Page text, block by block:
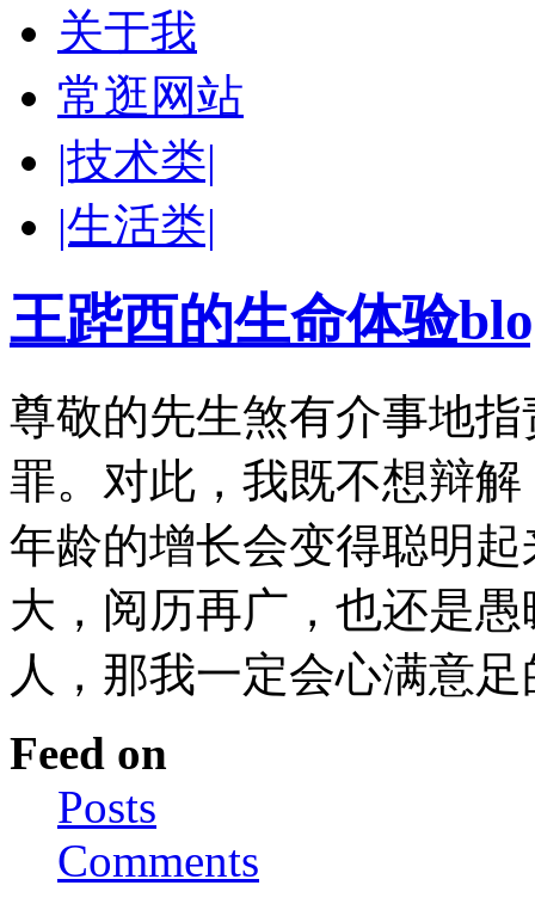
关于我
常逛网站
|技术类|
|生活类|
王跸西的生命体验
尊敬的先生煞有介事地
罪。对此，我既不想辩
年龄的增长会变得聪明
大，阅历再广，也还是
人，那我一定会心满意
Feed on
Posts
Comments